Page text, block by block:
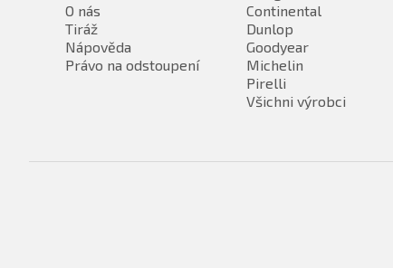
O nás
Tiráž
Nápověda
Právo na odstoupení
Continental
Dunlop
Goodyear
Michelin
Pirelli
Všichni výrobci